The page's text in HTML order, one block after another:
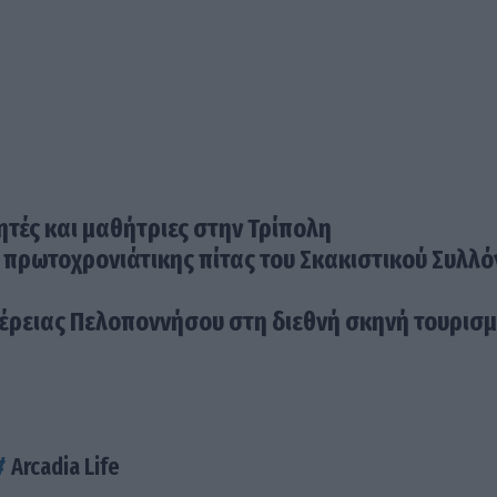
και μαθήτριες στην Τρίπολη
πίτας του Σκακιστικού
Πελοποννήσου στη διεθνή σκηνή
Arcadia Life